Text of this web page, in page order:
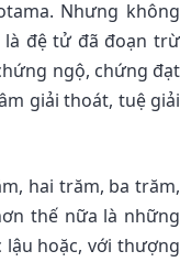
Nhưng không
là đệ tử đã đoạn trừ
ngộ, chứng đạt
giải thoát, tuệ giải
hai trăm, ba trăm,
thế nữa là những
lậu hoặc, với thượng